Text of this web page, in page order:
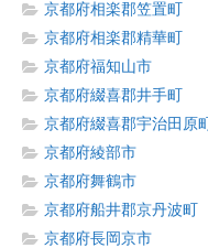
京都府相楽郡笠置町
京都府相楽郡精華町
京都府福知山市
京都府綴喜郡井手町
京都府綴喜郡宇治田原町
京都府綾部市
京都府舞鶴市
京都府船井郡京丹波町
京都府長岡京市